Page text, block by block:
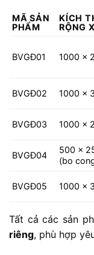
MÃSẢN
PHẨM
KÍCH
RỘNG
BVGĐ01 1000 x
BVGĐ02 1000 x
BVGĐ03 1000 x
BVGĐ04
500 x
(bo
BVGĐ05 1000 x
Tất cảcác sản
riêng, phù hợp